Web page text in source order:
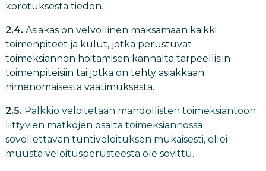
korotuksesta tiedon.
2.4. Asiakas on velvollinen maksamaan kaikki
toimenpiteet ja kulut, jotka perustuvat
toimeksiannon hoitamisen kannalta tarpeellisiin
toimenpiteisiin tai jotka on tehty asiakkaan
nimenomaisesta vaatimuksesta.
2.5. Palkkio veloitetaan mahdollisten toimeksiantoon
liittyvien matkojen osalta toimeksiannossa
sovellettavan tuntiveloituksen mukaisesti, ellei
muusta veloitusperusteesta ole sovittu.